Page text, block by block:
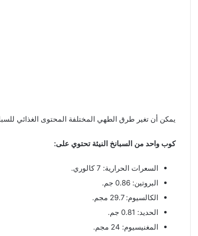
يمكن أن تغير طرق الطهي المختلفة المحتوى الغذائي
كوب واحد من السبانخ النيئة تحتوي على:
السعرات الحرارية: 7 كالوري.
البروتين: 0.86 جم.
الكالسيوم: 29.7 مجم.
الحديد: 0.81 جم.
المغنيسيوم: 24 مجم.